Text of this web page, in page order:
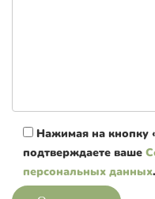
Нажимая на кнопку
подтверждаете ваше
персональных данных.